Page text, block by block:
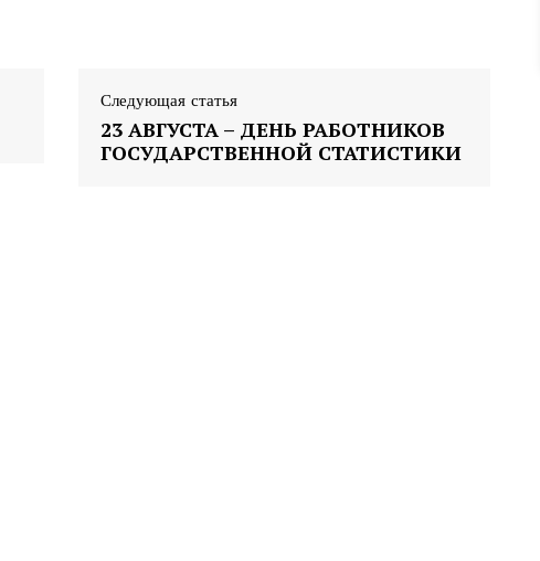
Следующая статья
23 АВГУСТА – ДЕНЬ РАБОТНИКОВ
ГОСУДАРСТВЕННОЙ СТАТИСТИКИ